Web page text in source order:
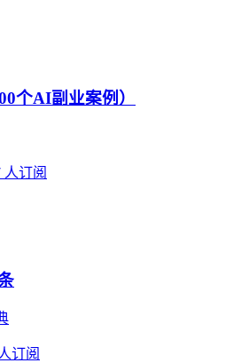
个AI副业案例）
人订阅
订阅